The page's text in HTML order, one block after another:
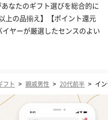
なたのギフト選びを総合的に
上の品揃え】【ポイント還元
ヤーが厳選したセンスのよい
フト > 親戚男性 > 20代前半 > イ